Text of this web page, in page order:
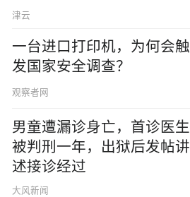
津云
一台进口打印机，为何会触
发国家安全调查？
观察者网
男童遭漏诊身亡，首诊医生
被判刑一年，出狱后发帖讲
述接诊经过
大风新闻